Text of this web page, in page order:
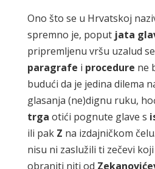
Ono što se u Hrvatskoj
spremno je, poput jata
pripremljenu vršu uzalud
paragrafe i procedure ne
budući da je jedina dilema
glasanja (ne)dignu ruku,
trga otići pognute glave s
ili pak Z na izdajničkom
nisu ni zaslužili ti zečevi
obraniti niti od